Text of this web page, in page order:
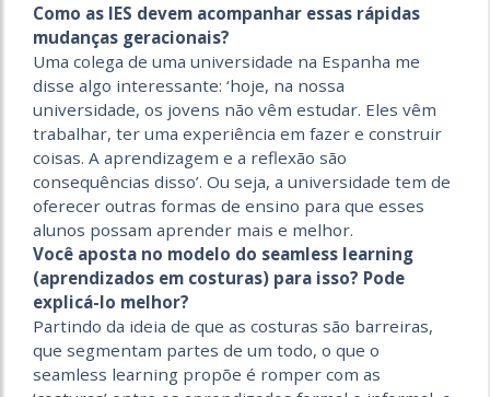
Como as IES devem acompanhar essas rápidas
mudanças geracionais?
Uma colega de uma universidade na Espanha me
disse algo interessante: ‘hoje, na nossa
universidade, os jovens não vêm estudar. Eles vêm
trabalhar, ter uma experiência em fazer e construir
coisas. A aprendizagem e a reflexão são
consequências disso’. Ou seja, a universidade tem de
oferecer outras formas de ensino para que esses
alunos possam aprender mais e melhor.
Você aposta no modelo do seamless learning
(aprendizados em costuras) para isso? Pode
explicá-lo melhor?
Partindo da ideia de que as costuras são barreiras,
que segmentam partes de um todo, o que o
seamless learning propõe é romper com as